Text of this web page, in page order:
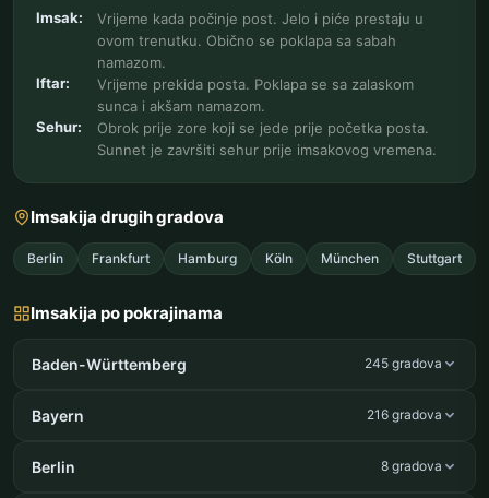
Imsak:
Vrijeme kada počinje post. Jelo i piće prestaju u
ovom trenutku. Obično se poklapa sa sabah
namazom.
Iftar:
Vrijeme prekida posta. Poklapa se sa zalaskom
sunca i akšam namazom.
Sehur:
Obrok prije zore koji se jede prije početka posta.
Sunnet je završiti sehur prije imsakovog vremena.
Imsakija drugih gradova
Berlin Frankfurt Hamburg Köln München Stuttgart
Imsakija po pokrajinama
Baden-Württemberg 245 gradova
Bayern 216 gradova
Berlin 8 gradova